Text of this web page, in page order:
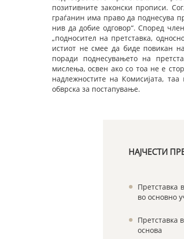
позитивните законски прописи.
граѓанин има право да поднесува
нив да добие одговор“. Според
„подносител на претставка,
истиот не смее да биде повикан
поради поднесувањето на
мислења, освен ако со тоа не е
надлежностите на Комисијата,
обврска за постапување.
НАЈЧЕСТИ
Претставка
во основно
Претставка
основа